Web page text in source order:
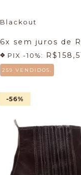
Blackout
6x sem juros de
PIX -10%:
259 VENDIDOS.
-56%